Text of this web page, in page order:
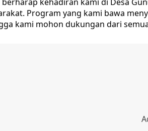
Program yang kami bawa
kami mohon dukungan dari